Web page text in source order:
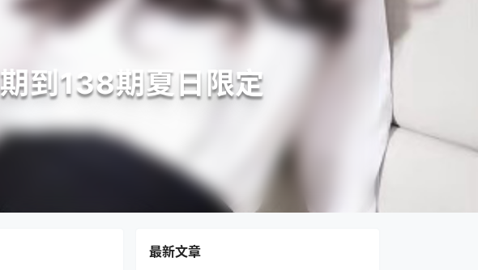
到138期夏日限定
最新文章